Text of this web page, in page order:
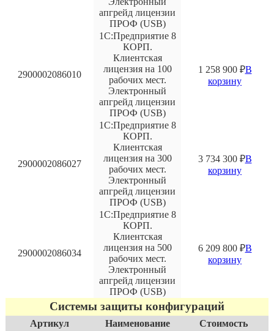
апгрейд лицензии
ПРОФ (USB)
2900002086010
1С:Предприятие 8
КОРП.
Клиентская
лицензия на 100
рабочих мест.
Электронный
апгрейд лицензии
ПРОФ (USB)
1 258 900 ₽В
корзину
2900002086027
1С:Предприятие 8
КОРП.
Клиентская
лицензия на 300
рабочих мест.
Электронный
апгрейд лицензии
ПРОФ (USB)
3 734 300 ₽В
корзину
2900002086034
1С:Предприятие 8
КОРП.
Клиентская
лицензия на 500
рабочих мест.
Электронный
апгрейд лицензии
ПРОФ (USB)
6 209 800 ₽В
корзину
Системы защиты конфигураций
Артикул Наименование Стоимость